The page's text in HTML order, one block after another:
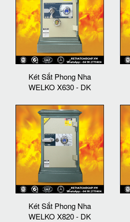
Két Sắt Phong Nha
WELKO X630 - DK
Két Sắt Phong Nha
WELKO X820 - DK